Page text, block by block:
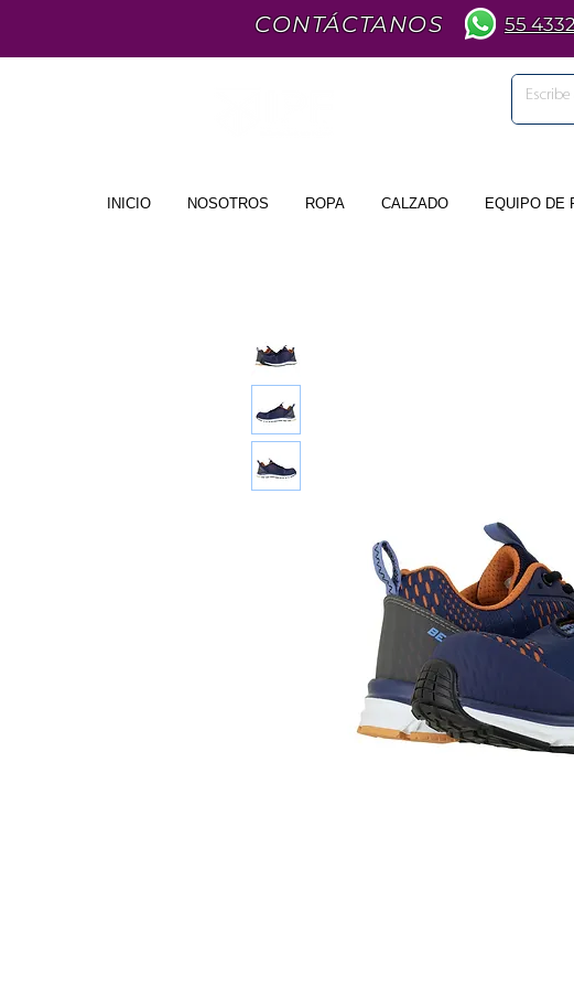
CONTÁCTANOS 55
INICIO NOSOTROS ROPA CALZADO EQUIPO DE